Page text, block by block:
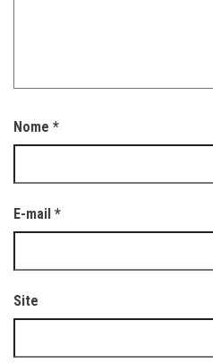
Nome *
E-mail *
Site